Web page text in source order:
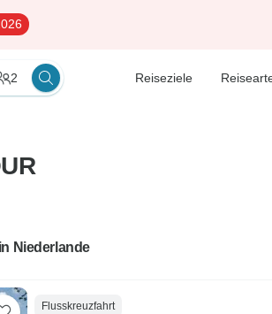
2 Reiseziele
Niederlande
Flusskreuzfahrt